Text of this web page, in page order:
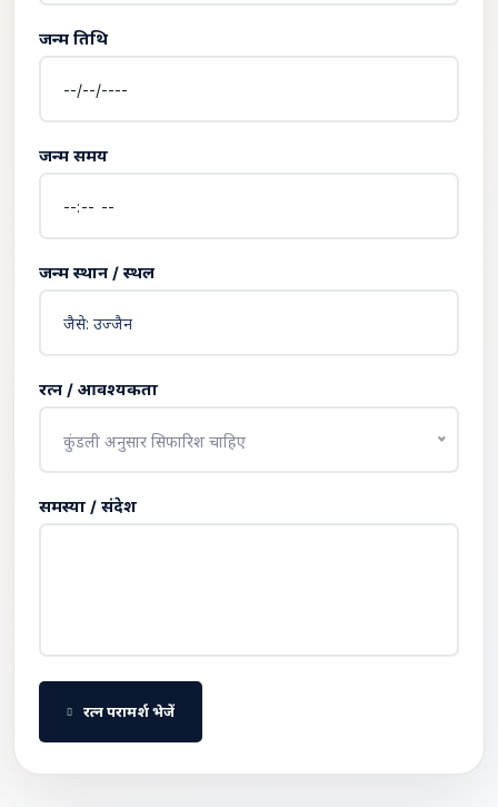
जन्म तिथि
जन्म समय
जन्म स्थान / स्थल
रत्न / आवश्यकता
कुंडली अनुसार सिफारिश चाहिए
समस्या / संदेश
रत्न परामर्श भेजें